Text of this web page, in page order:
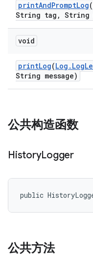
printAndPromptLog(
String tag , String
void
printLog(Log . Log
String message)
公共构造函数
HistoryLogger
public
公共方法